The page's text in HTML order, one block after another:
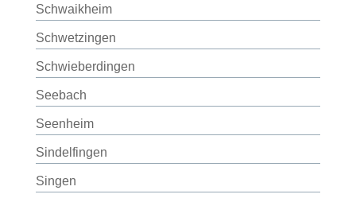
Schwaikheim
Schwetzingen
Schwieberdingen
Seebach
Seenheim
Sindelfingen
Singen